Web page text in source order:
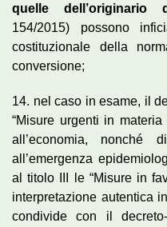
quelle dell’originario
154/2015) possono
costituzionale della
conversione;
14. nel caso in esame, il
“Misure urgenti in
all’economia, nonché
all’emergenza
al titolo III le “Misure in
interpretazione autentica
condivide con il